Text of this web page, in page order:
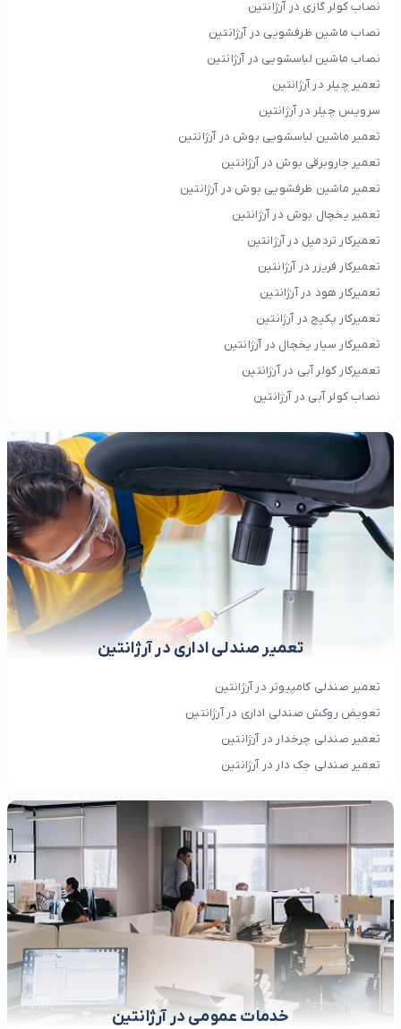
نصاب کولر گازی در آرژانتین
نصاب ماشین ظرفشویی در آرژانتین
نصاب ماشین لباسشویی در آرژانتین
تعمیر چیلر در آرژانتین
سرویس چیلر در آرژانتین
تعمیر ماشین لباسشویی بوش در آرژانتین
تعمیر جاروبرقی بوش در آرژانتین
تعمیر ماشین ظرفشویی بوش در آرژانتین
تعمیر یخچال بوش در آرژانتین
تعمیرکار تردمیل در آرژانتین
تعمیرکار فریزر در آرژانتین
تعمیرکار هود در آرژانتین
تعمیرکار پکیج در آرژانتین
تعمیرکار سیار یخچال در آرژانتین
تعمیرکار کولر آبی در آرژانتین
نصاب کولر آبی در آرژانتین
تعمیر صندلی اداری در آرژانتین
تعمیر صندلی کامپیوتر در آرژانتین
تعویض روکش صندلی اداری در آرژانتین
تعمیر صندلی چرخدار در آرژانتین
تعمیر صندلی جک دار در آرژانتین
خدمات عمومی در آرژانتین